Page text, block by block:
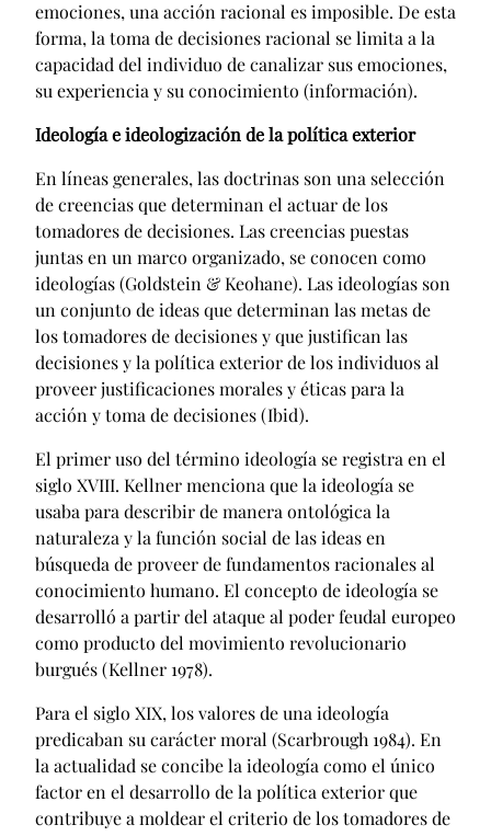
emociones, una acción racional es imposible. De esta
forma, la toma de decisiones racional se limita a la
capacidad del individuo de canalizar sus emociones,
su experiencia y su conocimiento (información).
Ideología e ideologización de la política exterior
En líneas generales, las doctrinas son una selección
de creencias que determinan el actuar de los
tomadores de decisiones. Las creencias puestas
juntas en un marco organizado, se conocen como
ideologías (Goldstein & Keohane). Las ideologías son
un conjunto de ideas que determinan las metas de
los tomadores de decisiones y que justifican las
decisiones y la política exterior de los individuos al
proveer justificaciones morales y éticas para la
acción y toma de decisiones (Ibid).
El primer uso del término ideología se registra en el
siglo XVIII. Kellner menciona que la ideología se
usaba para describir de manera ontológica la
naturaleza y la función social de las ideas en
búsqueda de proveer de fundamentos racionales al
conocimiento humano. El concepto de ideología se
desarrolló a partir del ataque al poder feudal europeo
como producto del movimiento revolucionario
burgués (Kellner 1978).
Para el siglo XIX, los valores de una ideología
predicaban su carácter moral (Scarbrough 1984). En
la actualidad se concibe la ideología como el único
factor en el desarrollo de la política exterior que
contribuye a moldear el criterio de los tomadores de